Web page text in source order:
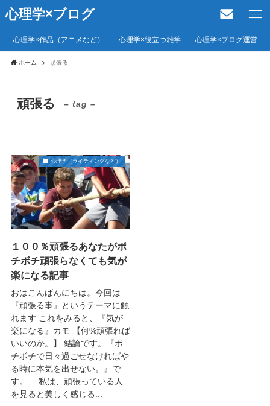
心理学×ブログ
心理学×作品（アニメなど） 心理学×役立つ雑学 心理学×ブログ運営
ホーム 頑張る
頑張る – tag –
心理学（ライティングなど）
１００％頑張るあなたがボ
チボチ頑張らなくても気が
楽になる記事
おはこんばんにちは。今回は
『頑張る事』というテーマに触
れます これをみると、『気が
楽になる』カモ 【何%頑張れば
いいのか。】 結論です。『ボ
チボチで日々過ごせなければや
る時に本気を出せない。』で
す。 私は、頑張っている人
を見ると美しく感じる...